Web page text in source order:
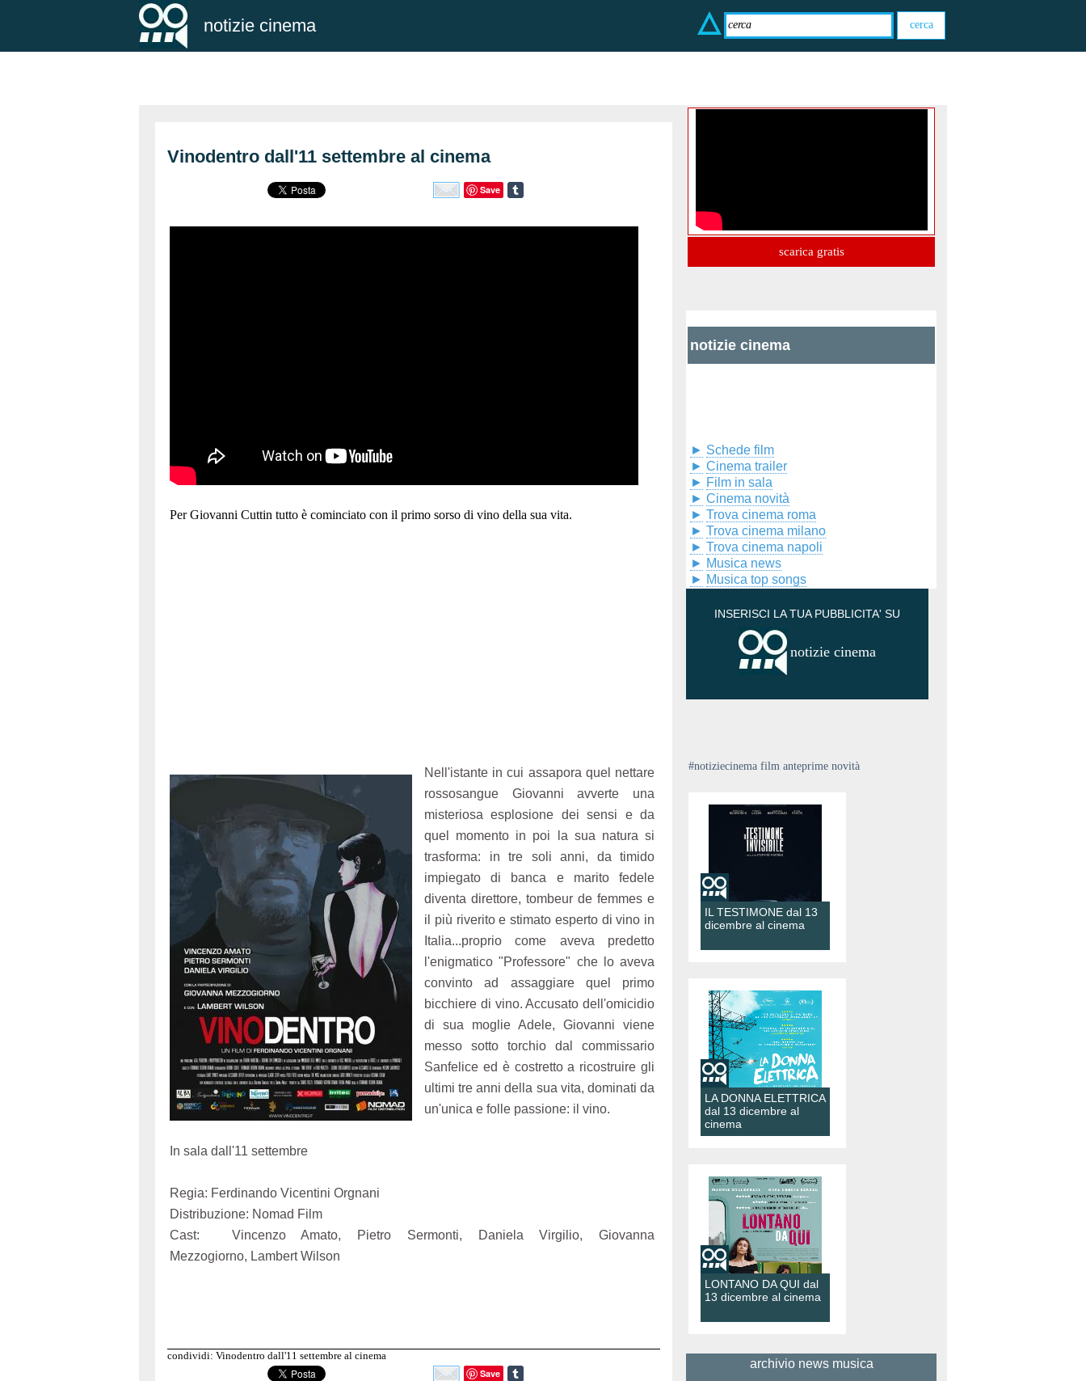
notizie cinema
Vinodentro dall'11 settembre al cinema
Save
Per Giovanni Cuttin tutto è cominciato con il primo sorso di vino della sua vita.
Nell'istante in cui assapora quel nettare
rossosangue Giovanni avverte una
misteriosa esplosione dei sensi e da
quel momento in poi la sua natura si
trasforma: in tre soli anni, da timido
impiegato di banca e marito fedele
diventa direttore, tombeur de femmes e
il più riverito e stimato esperto di vino in
Italia...proprio come aveva predetto
l'enigmatico "Professore" che lo aveva
convinto ad assaggiare quel primo
bicchiere di vino. Accusato dell'omicidio
di sua moglie Adele, Giovanni viene
messo sotto torchio dal commissario
Sanfelice ed è costretto a ricostruire gli
ultimi tre anni della sua vita, dominati da
un'unica e folle passione: il vino.
In sala dall'11 settembre
Regia: Ferdinando Vicentini Orgnani
Distribuzione: Nomad Film
Cast: Vincenzo Amato, Pietro Sermonti, Daniela Virgilio, Giovanna
Mezzogiorno, Lambert Wilson
condividi: Vinodentro dall'11 settembre al cinema
Save
scarica gratis
notizie cinema
► Schede film
► Cinema trailer
► Film in sala
► Cinema novità
► Trova cinema roma
► Trova cinema milano
► Trova cinema napoli
► Musica news
► Musica top songs
INSERISCI LA TUA PUBBLICITA' SU
notizie cinema
#notiziecinema film anteprime novità
IL TESTIMONE dal 13
dicembre al cinema
LA DONNA ELETTRICA
dal 13 dicembre al
cinema
LONTANO DA QUI dal
13 dicembre al cinema
archivio news musica